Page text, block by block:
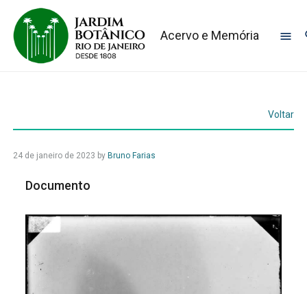
Acervo e Memória
Voltar
24 de janeiro de 2023 by Bruno Farias
Documento